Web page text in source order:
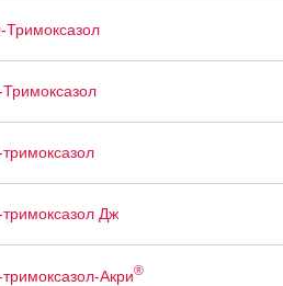
Тримоксазол
Тримоксазол
тримоксазол Дж
тримоксазол-Акри®